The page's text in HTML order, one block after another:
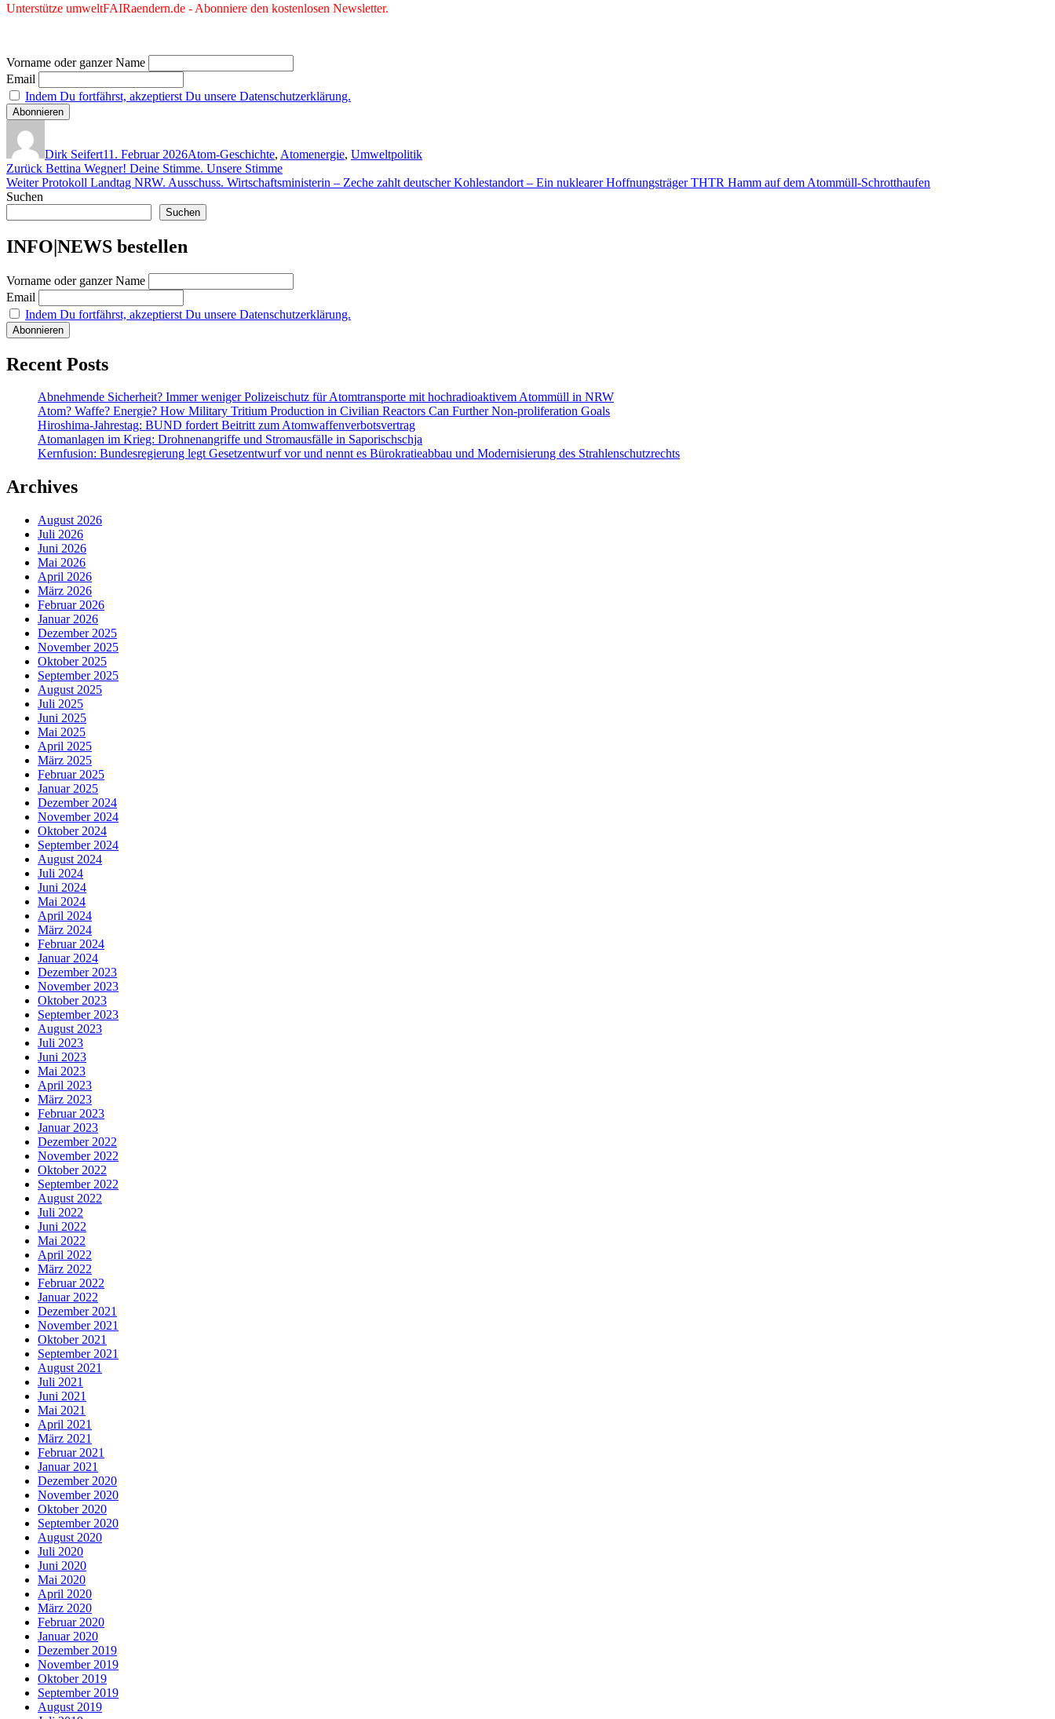
Unterstütze umweltFAIRaendern.de - Abonniere den kostenlosen Newsletter.
Vorname oder ganzer Name
Email
Indem Du fortfährst, akzeptierst Du unsere Datenschutzerklärung.
Dirk Seifert11. Februar 2026Atom-Geschichte, Atomenergie, Umweltpolitik
Beitragsnavigation
Zurück Vorheriger
Beitrag:
Bettina Wegner! Deine Stimme. Unsere Stimme
Weiter Nächster
Beitrag:
Protokoll Landtag NRW. Ausschuss. Wirtschaftsministerin – Zeche zahlt deutscher Kohlestandort – Ein nuklearer Hoffnungsträger THTR Hamm auf dem Atommüll-Schrotthaufen
Suchen
Suchen
INFO|NEWS bestellen
Vorname oder ganzer Name
Email
Indem Du fortfährst, akzeptierst Du unsere Datenschutzerklärung.
Recent Posts
Abnehmende Sicherheit? Immer weniger Polizeischutz für Atomtransporte mit hochradioaktivem Atommüll in NRW
Atom? Waffe? Energie? How Military Tritium Production in Civilian Reactors Can Further Non-proliferation Goals
Hiroshima-Jahrestag: BUND fordert Beitritt zum Atomwaffenverbotsvertrag
Atomanlagen im Krieg: Drohnenangriffe und Stromausfälle in Saporischschja
Kernfusion: Bundesregierung legt Gesetzentwurf vor und nennt es Bürokratieabbau und Modernisierung des Strahlenschutzrechts
Archives
August 2026
Juli 2026
Juni 2026
Mai 2026
April 2026
März 2026
Februar 2026
Januar 2026
Dezember 2025
November 2025
Oktober 2025
September 2025
August 2025
Juli 2025
Juni 2025
Mai 2025
April 2025
März 2025
Februar 2025
Januar 2025
Dezember 2024
November 2024
Oktober 2024
September 2024
August 2024
Juli 2024
Juni 2024
Mai 2024
April 2024
März 2024
Februar 2024
Januar 2024
Dezember 2023
November 2023
Oktober 2023
September 2023
August 2023
Juli 2023
Juni 2023
Mai 2023
April 2023
März 2023
Februar 2023
Januar 2023
Dezember 2022
November 2022
Oktober 2022
September 2022
August 2022
Juli 2022
Juni 2022
Mai 2022
April 2022
März 2022
Februar 2022
Januar 2022
Dezember 2021
November 2021
Oktober 2021
September 2021
August 2021
Juli 2021
Juni 2021
Mai 2021
April 2021
März 2021
Februar 2021
Januar 2021
Dezember 2020
November 2020
Oktober 2020
September 2020
August 2020
Juli 2020
Juni 2020
Mai 2020
April 2020
März 2020
Februar 2020
Januar 2020
Dezember 2019
November 2019
Oktober 2019
September 2019
August 2019